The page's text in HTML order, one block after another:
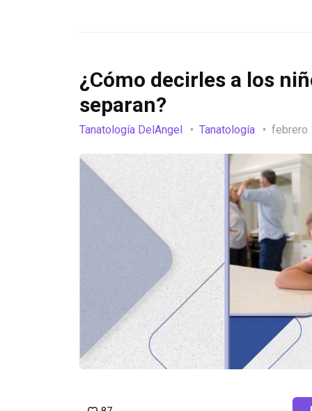
¿Cómo decirles a los
separan?
Tanatología DelAngel Tanatología febrero